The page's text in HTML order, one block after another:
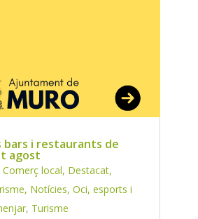
bars i restaurants de
agost
Comerç local, Destacat,
, Notícies, Oci, esports i
, Turisme